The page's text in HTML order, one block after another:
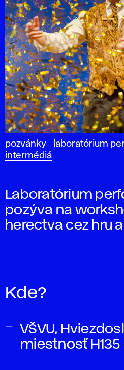
pozvánky
laboratórium
intermédiá
Laboratórium
pozýva na
herectva cez hru
Kde?
VŠVU,
miestnosť H135